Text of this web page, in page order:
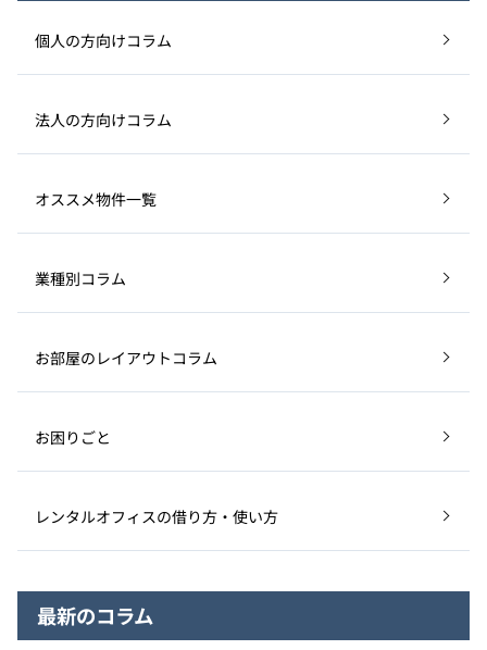
個人の方向けコラム
法人の方向けコラム
オススメ物件一覧
業種別コラム
お部屋のレイアウトコラム
お困りごと
レンタルオフィスの借り方・使い方
最新のコラム